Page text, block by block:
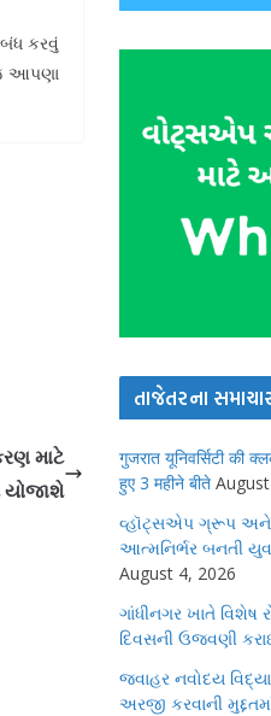
કરવું
આપણા
માટે
યોજાશે
તાજેતરના
गुजरात यूनिवर्सिटी की
हुए 3 महीने बीते
વ્હૉટ્સએપ ગ્રૂપ અને
આત્મનિર્ભર બનતી
August 4, 2026
ગાંધીનગર ખાતે વિશેષ
દિવસની ઉજવણી
જવાહર નવોદય
અરજી કરવાની